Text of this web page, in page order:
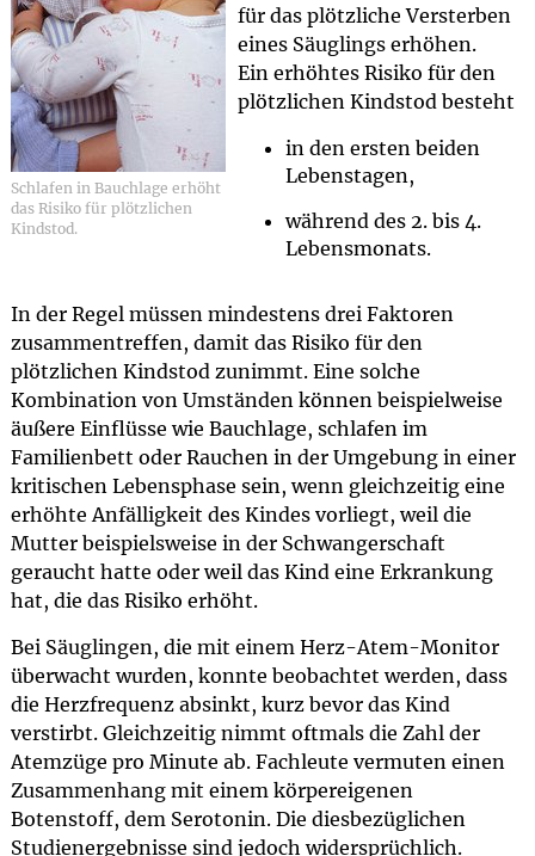
Schlafen in Bauchlage erhöht
das Risiko für plötzlichen
Kindstod.
für das plötzliche Versterben
eines Säuglings erhöhen.
Ein erhöhtes Risiko für den
plötzlichen Kindstod besteht
in den ersten beiden
Lebenstagen,
während des 2. bis 4.
Lebensmonats.
In der Regel müssen mindestens drei Faktoren
zusammentreffen, damit das Risiko für den
plötzlichen Kindstod zunimmt. Eine solche
Kombination von Umständen können beispielweise
äußere Einflüsse wie Bauchlage, schlafen im
Familienbett oder Rauchen in der Umgebung in einer
kritischen Lebensphase sein, wenn gleichzeitig eine
erhöhte Anfälligkeit des Kindes vorliegt, weil die
Mutter beispielsweise in der Schwangerschaft
geraucht hatte oder weil das Kind eine Erkrankung
hat, die das Risiko erhöht.
Bei Säuglingen, die mit einem Herz-Atem-Monitor
überwacht wurden, konnte beobachtet werden, dass
die Herzfrequenz absinkt, kurz bevor das Kind
verstirbt. Gleichzeitig nimmt oftmals die Zahl der
Atemzüge pro Minute ab. Fachleute vermuten einen
Zusammenhang mit einem körpereigenen
Botenstoff, dem Serotonin. Die diesbezüglichen
Studienergebnisse sind jedoch widersprüchlich.